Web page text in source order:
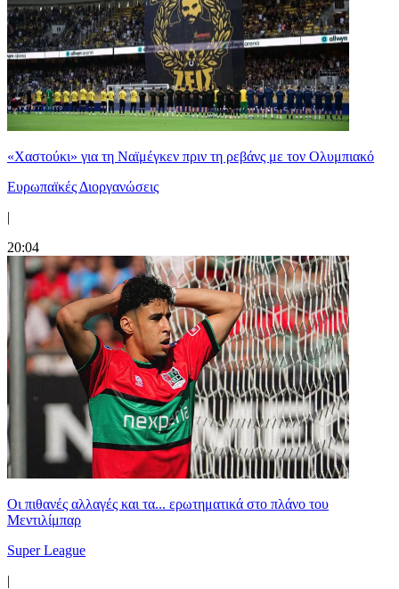
«Χαστούκι» για τη Ναϊμέγκεν πριν τη ρεβάνς με τον Ολυμπιακό
Ευρωπαϊκές Διοργανώσεις
|
20:04
Οι πιθανές αλλαγές και τα... ερωτηματικά στο πλάνο του
Μεντιλίμπαρ
Super League
|